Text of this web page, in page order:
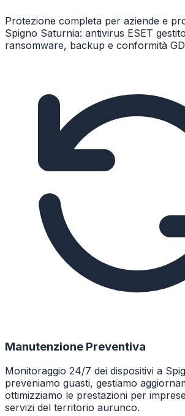
Protezione completa per aziende e
Spigno Saturnia: antivirus ESET
ransomware, backup e conformità
Manutenzione Preventiva
Monitoraggio 24/7 dei dispositivi a
preveniamo guasti, gestiamo
ottimizziamo le prestazioni per
servizi del territorio aurunco.